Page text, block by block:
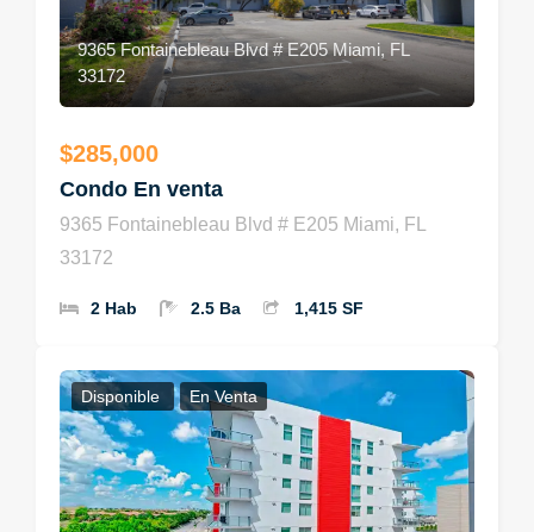
9365 Fontainebleau Blvd # E205 Miami, FL
33172
$285,000
Condo En venta
9365 Fontainebleau Blvd # E205 Miami, FL
33172
2 Hab 2.5 Ba 1,415 SF
Disponible En Venta